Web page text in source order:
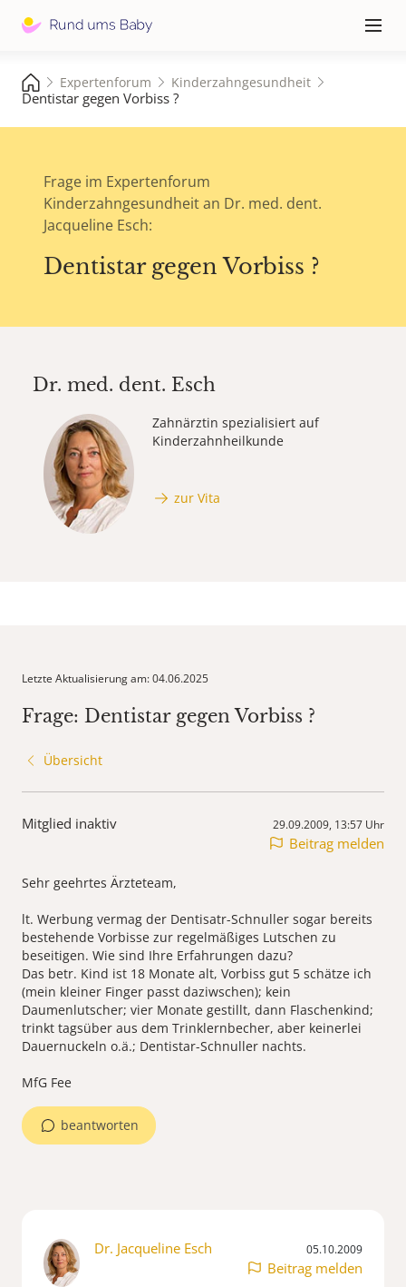
≡
Expertenforum Kinderzahngesundheit
Dentistar gegen Vorbiss ?
Frage im Expertenforum
Kinderzahngesundheit an Dr. med. dent.
Jacqueline Esch:
Dentistar gegen Vorbiss ?
Dr. med. dent. Esch
Zahnärztin spezialisiert auf
Kinderzahnheilkunde
zur Vita
Letzte Aktualisierung am: 04.06.2025
Frage: Dentistar gegen Vorbiss ?
Übersicht
Mitglied inaktiv 29.09.2009, 13:57 Uhr
Beitrag melden
Sehr geehrtes Ärzteteam,
lt. Werbung vermag der Dentisatr-Schnuller sogar bereits
bestehende Vorbisse zur regelmäßiges Lutschen zu
beseitigen. Wie sind Ihre Erfahrungen dazu?
Das betr. Kind ist 18 Monate alt, Vorbiss gut 5 schätze ich
(mein kleiner Finger passt daziwschen); kein
Daumenlutscher; vier Monate gestillt, dann Flaschenkind;
trinkt tagsüber aus dem Trinklernbecher, aber keinerlei
Dauernuckeln o.ä.; Dentistar-Schnuller nachts.
MfG Fee
beantworten
Dr. Jacqueline Esch 05.10.2009
Beitrag melden